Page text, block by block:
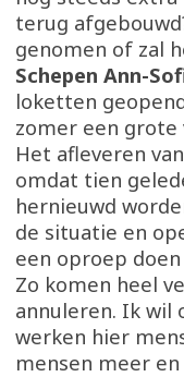
terug
genomen of zal
Schepen Ann-
loketten
zomer een grote
Het afleveren
omdat tien
hernieuwd
de situatie en
een oproep
Zo komen heel
annuleren. Ik wil
werken hier
mensen meer